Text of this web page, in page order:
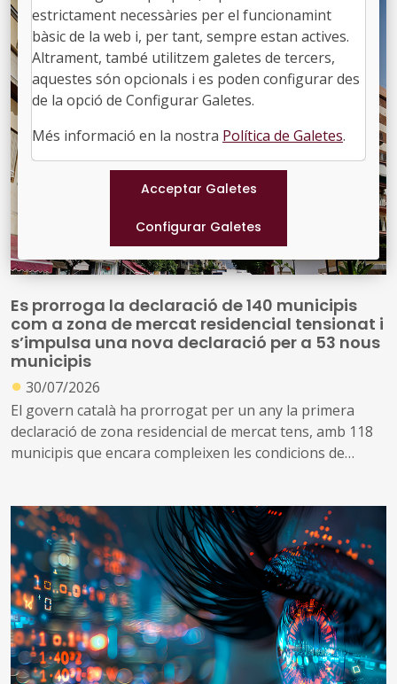
Es prorroga la declaració de 140 municipis
com a zona de mercat residencial tensionat i
s’impulsa una nova declaració per a 53 nous
municipis
● 30/07/2026
El govern català ha prorrogat per un any la primera
declaració de zona residencial de mercat tens, amb 118
municipis que encara compleixen les condicions de
A més, impulsa una nova declaració que inclou altres 53
municipis que no es consideraven de mercat tens, però
que s’ha identificat que ara compleixen les condicions
per aplicar el topall de preus
estrictament necessàries per el funcionamint
bàsic de la web i, per tant, sempre estan actives.
Altrament, també utilitzem galetes de tercers,
aquestes són opcionals i es poden configurar des
de la opció de Configurar Galetes.
Més informació en la nostra Política de Galetes.